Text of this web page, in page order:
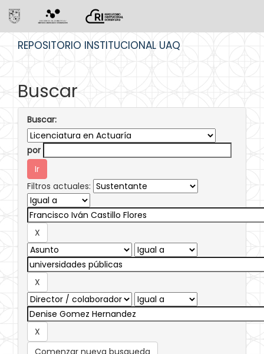
REPOSITORIO INSTITUCIONAL UAQ
Buscar
Buscar:
por
Filtros actuales:
Comenzar nueva busqueda